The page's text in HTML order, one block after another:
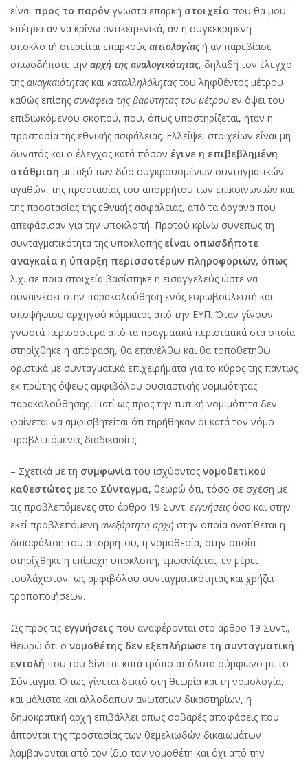
είναι προς το παρόν γνωστά επαρκή στοιχεία που θα μου
επέτρεπαν να κρίνω αντικειμενικά, αν η συγκεκριμένη
υποκλοπή στερείται επαρκούς αιτιολογίαςή αν παρεβίασε
οπωσδήποτε την αρχή της αναλογικότητας, δηλαδή τον έλεγχο
της αναγκαιότηταςκαικαταλληλόληταςτου ληφθέντος μέτρου
καθώς επίσης συνάφεια της βαρύτητας του μέτρου εν όψει του
επιδιωκόμενου σκοπού, που, όπως υποστηρίζεται, ήταν η
προστασία της εθνικής ασφάλειας. Ελλείψει στοιχείων είναι μη
δυνατός και ο έλεγχος κατά πόσον έγινε η επιβεβλημένη
στάθμιση μεταξύ των δύο συγκρουομένων συνταγματικών
αγαθών, της προστασίας του απορρήτου των επικοινωνιών και
της προστασίας της εθνικής ασφάλειας, από τα όργανα που
απεφάσισαν για την υποκλοπή. Προτού κρίνω συνεπώς τη
συνταγματικότητα της υποκλοπής είναι οπωσδήποτε
αναγκαία η ύπαρξη περισσοτέρων πληροφοριών, όπως
λ.χ. σε ποιά στοιχεία βασίστηκε η εισαγγελεύς ώστε να
συναινέσει στην παρακολούθηση ενός ευρωβουλευτή και
υποψήφιου αρχηγού κόμματος από την ΕΥΠ. Όταν γίνουν
γνωστά περισσότερα από τα πραγματικά περιστατικά στα οποία
στηρίχθηκε η απόφαση, θα επανέλθω και θα τοποθετηθώ
οριστικά με συνταγματικά επιχειρήματα για το κύρος της πάντως
εκ πρώτης όψεως αμφιβόλου ουσιαστικής νομιμότητας
παρακολούθησης. Γιατί ως προς την τυπική νομιμότητα δεν
φαίνεται να αμφισβητείται ότι τηρήθηκαν οι κατά τον νόμο
προβλεπόμενες διαδικασίες.
– Σχετικά με τη συμφωνία του ισχύοντος νομοθετικού
καθεστώτος με το Σύνταγμα, θεωρώ ότι, τόσο σε σχέση με
τις προβλεπόμενες στο άρθρο 19 Συντ. εγγυήσειςόσο και στην
εκεί προβλεπόμενη ανεξάρτητη αρχή στην οποία ανατίθεται η
διασφάλιση του απορρήτου, η νομοθεσία, στην οποία
στηρίχθηκε η επίμαχη υποκλοπή, εμφανίζεται, εν μέρει
τουλάχιστον, ως αμφιβόλου συνταγματικότητας και χρήζει
τροποποιήσεων.
Ως προς τις εγγυήσεις που αναφέρονται στο άρθρο 19 Συντ.,
θεωρώ ότι ο νομοθέτης δεν εξεπλήρωσε τη συνταγματική
εντολή που του δίνεται κατά τρόπο απόλυτα σύμφωνο με το
Σύνταγμα. Όπως γίνεται δεκτό στη θεωρία και τη νομολογία,
και μάλιστα και αλλοδαπών ανωτάτων δικαστηρίων, η
δημοκρατική αρχή επιβάλλει όπως σοβαρές αποφάσεις που
άπτονται της προστασίας των θεμελιωδών δικαιωμάτων
λαμβάνονται από τον ίδιο τον νομοθέτη και όχι από την